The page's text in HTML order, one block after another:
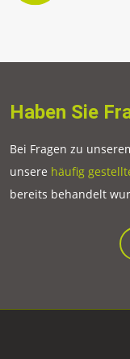
Haben Sie
Bei Fragen zu
unsere häufig
bereits behandelt